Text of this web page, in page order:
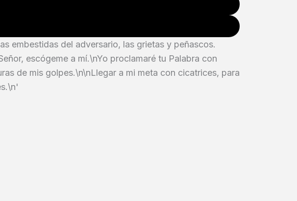
embestidas del adversario, las grietas y peñascos.
escógeme a mí.\nYo proclamaré tu Palabra con
de mis golpes.\n\nLlegar a mi meta con cicatrices, para